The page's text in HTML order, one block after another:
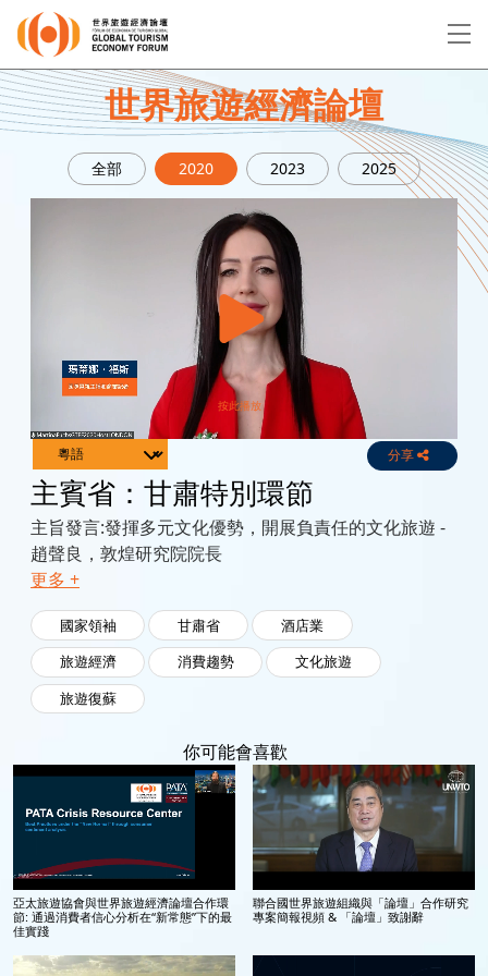
EN 繁 简
關於論壇
世界旅遊經濟論壇
全部 2020 2023 2025
Channels 分享
主賓省：甘肅特別環節
主旨發言:發揮多元文化優勢，開展負責任的文化旅遊 -
趙聲良，敦煌研究院院長
更多 +
國家領袖 甘肅省
酒店業
旅遊經濟
消費趨勢
文化旅遊
旅遊復蘇
你可能會喜歡
亞太旅遊協會與世界旅遊經濟論壇合作環
節: 通過消費者信心分析在“新常態”下的最
佳實踐
聯合國世界旅遊組織與「論壇」合作研究
專案簡報視頻 & 「論壇」致謝辭